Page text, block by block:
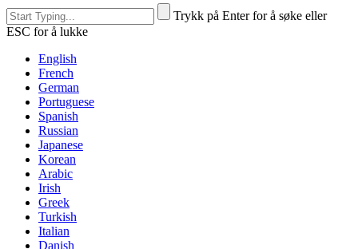
Trykk på Enter for å søke eller
ESC for å lukke
English
French
German
Portuguese
Spanish
Russian
Japanese
Korean
Arabic
Irish
Greek
Turkish
Italian
Danish